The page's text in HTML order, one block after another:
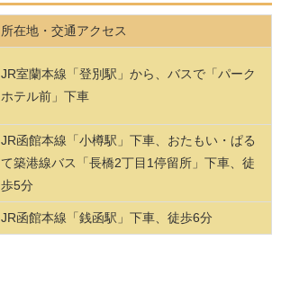
所在地・交通アクセス
JR室蘭本線「登別駅」から、バスで「パーク
ホテル前」下車
JR函館本線「小樽駅」下車、おたもい・ぱる
て築港線バス「長橋2丁目1停留所」下車、徒
歩5分
JR函館本線「銭函駅」下車、徒歩6分